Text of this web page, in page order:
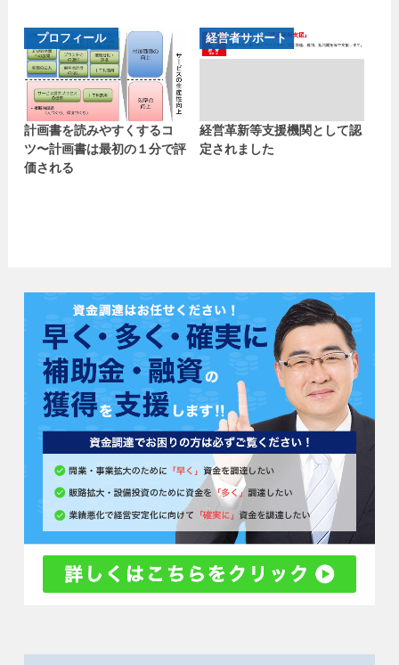
プロフィール
計画書を読みやすくするコ
ツ〜計画書は最初の１分で評
価される
経営者サポート
経営革新等支援機関として認
定されました